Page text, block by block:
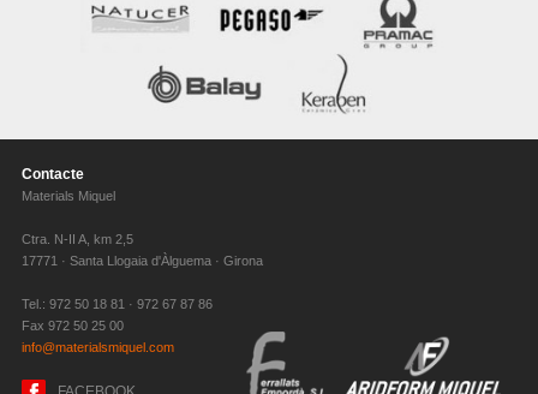
Contacte
Materials Miquel
Ctra. N-II A, km 2,5
17771 · Santa Llogaia d'Àlguema · Girona
Tel.: 972 50 18 81 · 972 67 87 86
Fax 972 50 25 00
info@materialsmiquel.com